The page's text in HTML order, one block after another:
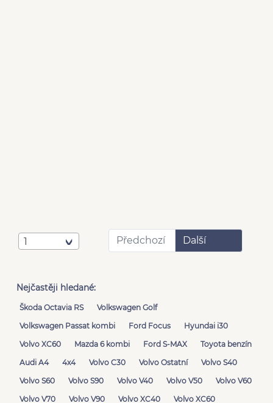
1 Předchozí Další
Nejčastěji hledané:
Škoda Octavia RS
Volkswagen Golf
Volkswagen Passat kombi
Ford Focus
Hyundai i30
Volvo XC60
Mazda 6 kombi Ford S-MAX
Toyota benzín
Audi A4
4x4 Volvo C30 Volvo Ostatní
Volvo S40
Volvo S60
Volvo S90 Volvo V40 Volvo V50
Volvo V60
Volvo V70
Volvo V90 Volvo XC40 Volvo XC60